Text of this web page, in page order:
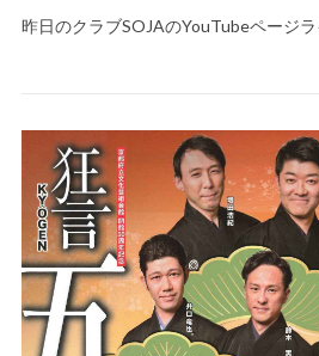
昨日のクラブSOJAのYouTubeページ